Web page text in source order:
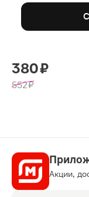
380 ₽
552 ₽
Акции,